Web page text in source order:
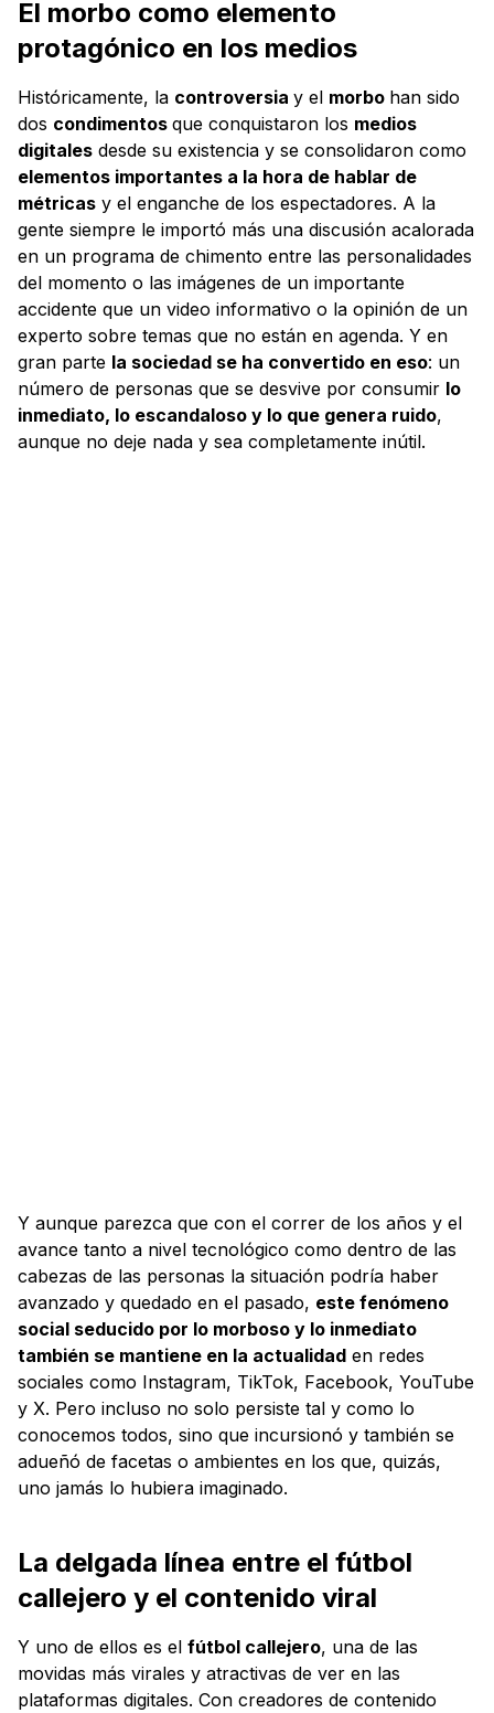
El morbo como elemento
protagónico en los medios
Históricamente, la controversia y el morbo han sido
dos condimentos que conquistaron los medios
digitales desde su existencia y se consolidaron como
elementos importantes a la hora de hablar de
métricas y el enganche de los espectadores. A la
gente siempre le importó más una discusión acalorada
en un programa de chimento entre las personalidades
del momento o las imágenes de un importante
accidente que un video informativo o la opinión de un
experto sobre temas que no están en agenda. Y en
gran parte la sociedad se ha convertido en eso: un
número de personas que se desvive por consumir lo
inmediato, lo escandaloso y lo que genera ruido,
aunque no deje nada y sea completamente inútil.
Y aunque parezca que con el correr de los años y el
avance tanto a nivel tecnológico como dentro de las
cabezas de las personas la situación podría haber
avanzado y quedado en el pasado, este fenómeno
social seducido por lo morboso y lo inmediato
también se mantiene en la actualidad en redes
sociales como Instagram, TikTok, Facebook, YouTube
y X. Pero incluso no solo persiste tal y como lo
conocemos todos, sino que incursionó y también se
adueñó de facetas o ambientes en los que, quizás,
uno jamás lo hubiera imaginado.
La delgada línea entre el fútbol
callejero y el contenido viral
Y uno de ellos es el fútbol callejero, una de las
movidas más virales y atractivas de ver en las
plataformas digitales. Con creadores de contenido